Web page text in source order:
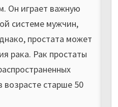
Он играет важную
системе мужчин,
простата может
рака. Рак простаты
старше 50